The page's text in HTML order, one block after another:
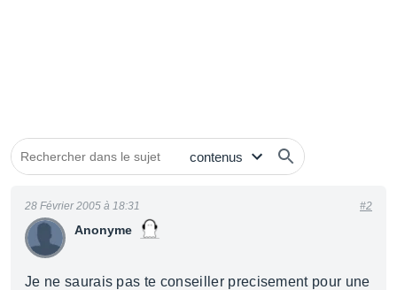
Anonyme
28 Février 2005 à 18:31 #2
Je ne saurais pas te conseiller precisement pour une